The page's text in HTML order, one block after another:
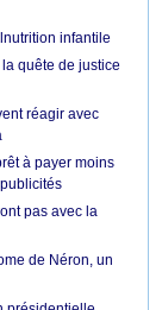
infantile
quête de justice
réagir avec
à payer moins
pas avec la
de Néron, un